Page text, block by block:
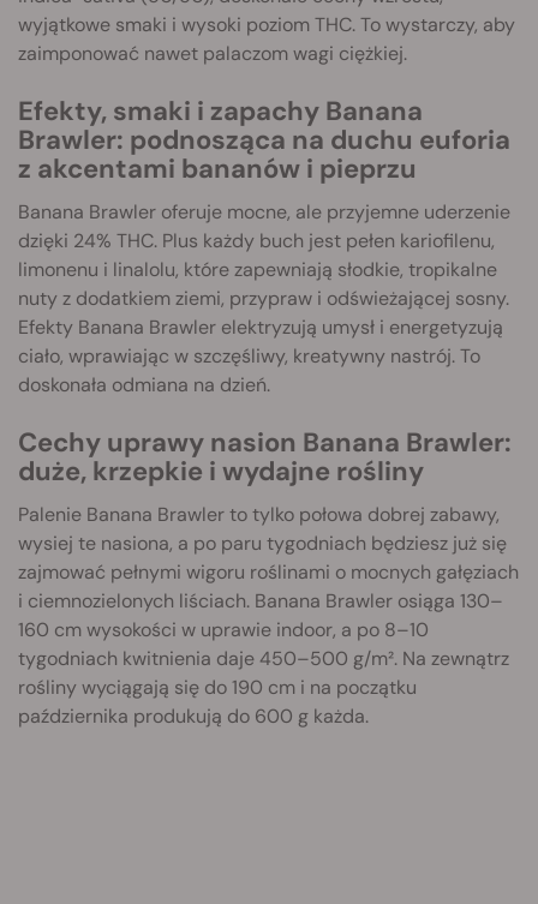
wyjątkowe smaki i wysoki poziom THC. To wystarczy, aby
zaimponować nawet palaczom wagi ciężkiej.
Efekty, smaki i zapachy Banana
Brawler: podnosząca na duchu euforia
z akcentami bananów i pieprzu
Banana Brawler oferuje mocne, ale przyjemne uderzenie
dzięki 24% THC. Plus każdy buch jest pełen kariofilenu,
limonenu i linalolu, które zapewniają słodkie, tropikalne
nuty z dodatkiem ziemi, przypraw i odświeżającej sosny.
Efekty Banana Brawler elektryzują umysł i energetyzują
ciało, wprawiając w szczęśliwy, kreatywny nastrój. To
doskonała odmiana na dzień.
Cechy uprawy nasion Banana Brawler:
duże, krzepkie i wydajne rośliny
Palenie Banana Brawler to tylko połowa dobrej zabawy,
wysiej te nasiona, a po paru tygodniach będziesz już się
zajmować pełnymi wigoru roślinami o mocnych gałęziach
i ciemnozielonych liściach. Banana Brawler osiąga 130–
160 cm wysokości w uprawie indoor, a po 8–10
tygodniach kwitnienia daje 450–500 g/m². Na zewnątrz
rośliny wyciągają się do 190 cm i na początku
października produkują do 600 g każda.